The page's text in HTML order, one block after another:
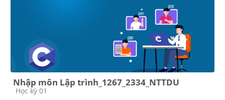
Nhập môn Lập trình_1267_2334_NTTDU
Course category
Học kỳ 01